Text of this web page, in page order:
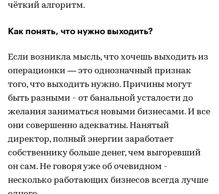
чёткий алгоритм.
Как понять, что нужно выходить?
Если возникла мысль, что хочешь выходить из
операционки — это однозначный признак
того, что выходить нужно. Причины могут
быть разными - от банальной усталости до
желания заниматься новыми бизнесами. И все
они совершенно адекватны. Нанятый
директор, полный энергии заработает
собственнику больше денег, чем выгоревший
он сам. Не говоря уже об очевидном -
несколько работающих бизнесов всегда лучше